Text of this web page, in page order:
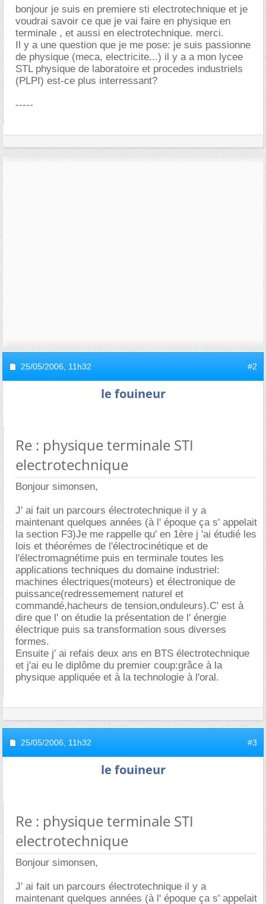
bonjour je suis en premiere sti electrotechnique et je
voudrai savoir ce que je vai faire en physique en
terminale , et aussi en electrotechnique. merci.
Il y a une question que je me pose: je suis passionne
de physique (meca, electricite...) il y a a mon lycee
STL physique de laboratoire et procedes industriels
(PLPI) est-ce plus interressant?
-----
25/05/2006, 11h32 #2
le fouineur
Re : physique terminale STI
electrotechnique
Bonjour simonsen,
J' ai fait un parcours électrotechnique il y a
maintenant quelques années (à l' époque ça s' appelait
la section F3)Je me rappelle qu' en 1ère j 'ai étudié les
lois et théorémes de l'électrocinétique et de
l'électromagnétime puis en terminale toutes les
applications techniques du domaine industriel:
machines électriques(moteurs) et électronique de
puissance(redressemement naturel et
commandé,hacheurs de tension,onduleurs).C' est à
dire que l' on étudie la présentation de l' énergie
électrique puis sa transformation sous diverses
formes.
Ensuite j' ai refais deux ans en BTS électrotechnique
et j'ai eu le diplôme du premier coup:grâce à la
physique appliquée et à la technologie à l'oral.
25/05/2006, 11h32 #3
le fouineur
Re : physique terminale STI
electrotechnique
Bonjour simonsen,
J' ai fait un parcours électrotechnique il y a
maintenant quelques années (à l' époque ça s' appelait